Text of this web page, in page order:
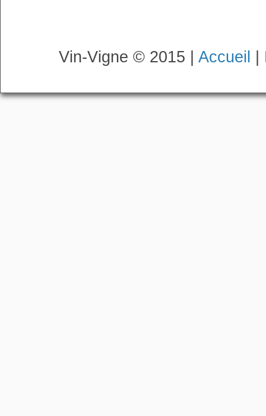
Vin-Vigne © 2015 | Accueil